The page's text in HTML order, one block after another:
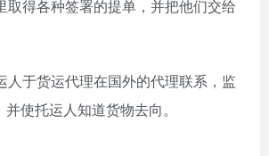
取得各种签署的提单，并把他们交给
人于货运代理在国外的代理联系，监
使托运人知道货物去向。